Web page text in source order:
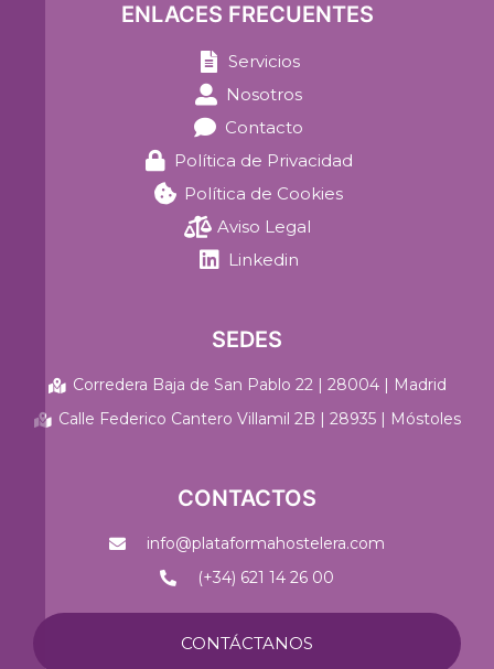
ENLACES FRECUENTES
Servicios
Nosotros
Contacto
Política de Privacidad
Política de Cookies
Aviso Legal
Linkedin
SEDES
Corredera Baja de San Pablo 22 | 28004 | Madrid
Calle Federico Cantero Villamil 2B | 28935 | Móstoles
CONTACTOS
info@plataformahostelera.com
(+34) 621 14 26 00
CONTÁCTANOS